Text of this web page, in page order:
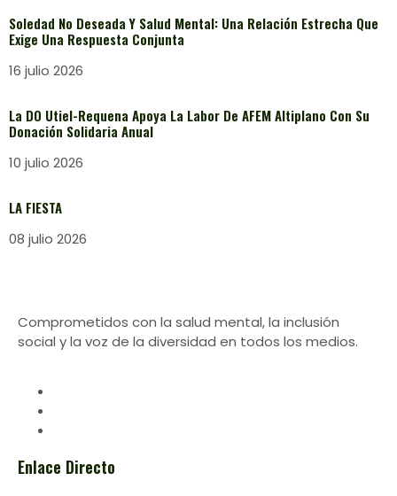
Soledad No Deseada Y Salud Mental: Una Relación Estrecha Que
Exige Una Respuesta Conjunta
16 julio 2026
La DO Utiel-Requena Apoya La Labor De AFEM Altiplano Con Su
Donación Solidaria Anual
10 julio 2026
LA FIESTA
08 julio 2026
Comprometidos con la salud mental, la inclusión
social y la voz de la diversidad en todos los medios.
Enlace Directo